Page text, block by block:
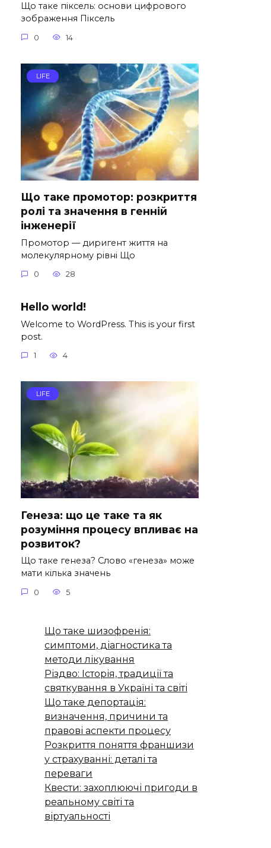
Що таке піксель: основи цифрового
зображення Піксель
0 14
LIFE
Що таке промотор: розкриття
ролі та значення в генній
інженерії
Промотор — диригент життя на
молекулярному рівні Що
0 28
Hello world!
Welcome to WordPress. This is your first
post.
1 4
LIFE
Генеза: що це таке та як
розуміння процесу впливає на
розвиток?
Що таке генеза? Слово «генеза» може
мати кілька значень
0 5
Що таке шизофренія:
симптоми, діагностика та
методи лікування
Різдво: Історія, традиції та
святкування в Україні та світі
Що таке депортація:
визначення, причини та
правові аспекти процесу
Розкриття поняття франшизи
у страхуванні: деталі та
переваги
Квести: захоплюючі пригоди в
реальному світі та
віртуальності